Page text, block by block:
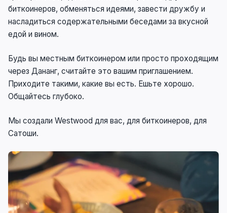
биткоинеров, обменяться идеями, завести дружбу и
насладиться содержательными беседами за вкусной
едой и вином.
Будь вы местным биткоинером или просто проходящим
через Дананг, считайте это вашим приглашением.
Приходите такими, какие вы есть. Ешьте хорошо.
Общайтесь глубоко.
Мы создали Westwood для вас, для биткоинеров, для
Сатоши.